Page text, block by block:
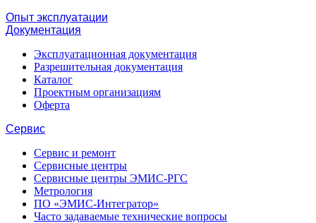
Опыт эксплуатации
Документация
Эксплуатационная документация
Разрешительная документация
Каталог
Проектным организациям
Оферта
Сервис
Сервис и ремонт
Сервисные центры
Сервисные центры ЭМИС-РГС
Метрология
ПО «ЭМИС-Интегратор»
Часто задаваемые технические вопросы